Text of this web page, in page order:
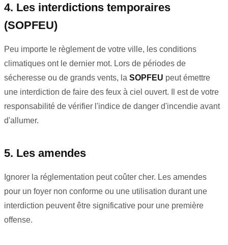
4. Les interdictions temporaires
(SOPFEU)
Peu importe le règlement de votre ville, les conditions
climatiques ont le dernier mot. Lors de périodes de
sécheresse ou de grands vents, la SOPFEU peut émettre
une interdiction de faire des feux à ciel ouvert. Il est de votre
responsabilité de vérifier l'indice de danger d'incendie avant
d'allumer.
5. Les amendes
Ignorer la réglementation peut coûter cher. Les amendes
pour un foyer non conforme ou une utilisation durant une
interdiction peuvent être significative pour une première
offense.